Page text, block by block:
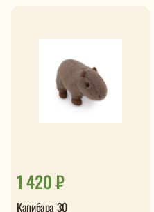
1 420 ₽
Капибара 30